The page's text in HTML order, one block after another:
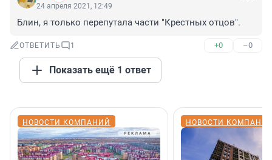
24 апреля 2021, 12:49
Блин, я только перепутала части "Крестных отцов".
ОТВЕТИТЬ 1 +0 –0
Показать ещё 1 ответ
НОВОСТИ КОМПАНИЙ НОВОСТИ